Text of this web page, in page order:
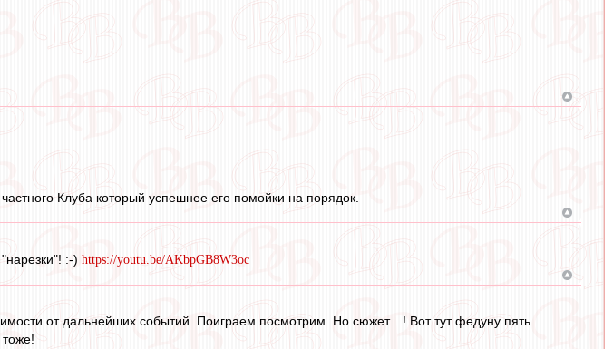
Клуба который успешнее его помойки на порядок.
:-) https://youtu.be/AKbpGB8W3oc
от дальнейших событий. Поиграем посмотрим. Но сюжет....! Вот тут федуну пять.